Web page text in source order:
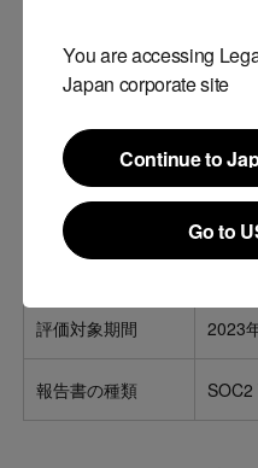
You are accessing
Japan corporate site
Continue to
Continue to
Go to
Go to
■当社のSOC2報告書の
対象
対象サービス
評価基準
評価対象期間 2023
報告書の種類